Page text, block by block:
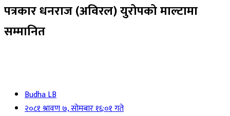
पत्रकार धनराज (अविरल) युरोपको माल्टामा
सम्मानित
Budha LB
२०८१ श्रावण ७, सोमबार १६:०१ गते